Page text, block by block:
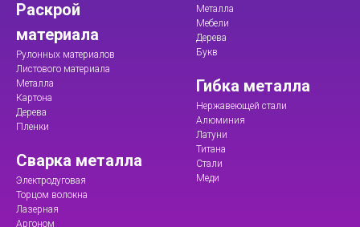
Раскрой
материала
Рулонных материалов
Листового материала
Металла
Картона
Дерева
Пленки
Сварка металла
Электродуговая
Торцом волокна
Лазерная
Аргоном
Металла
Мебели
Дерева
Букв
Гибка металла
Нержавеющей стали
Алюминия
Латуни
Титана
Стали
Меди